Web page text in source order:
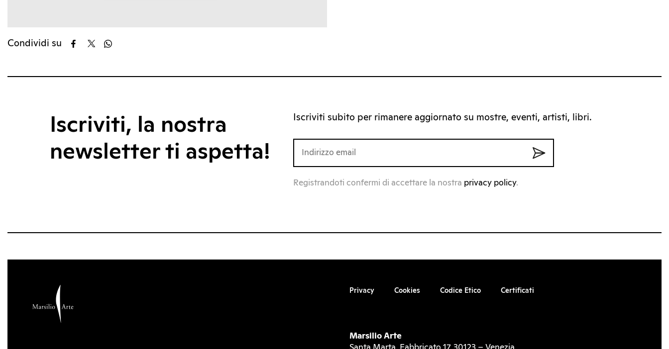
Condividi su
Iscriviti, la nostra
newsletter ti aspetta!
Iscriviti subito per rimanere aggiornato su mostre, eventi, artisti, libri.
Registrandoti confermi di accettare la nostra privacy policy.
Privacy Cookies Codice Etico Certificati
Marsilio Arte